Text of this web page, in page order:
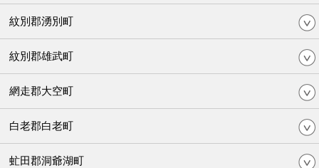
紋別郡湧別町
紋別郡雄武町
網走郡大空町
白老郡白老町
虻田郡洞爺湖町